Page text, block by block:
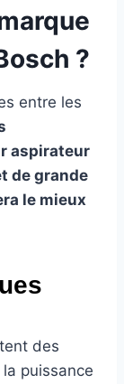
?
entre les
aspirateur
de grande
le mieux
des
puissance